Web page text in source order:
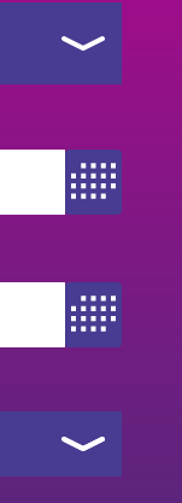
Zeitraum von
Zeitraum bis